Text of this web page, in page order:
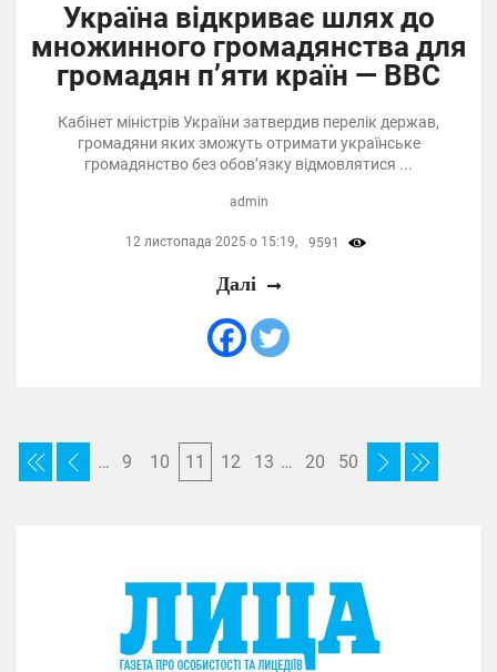
Україна відкриває шлях до
множинного громадянства для
громадян п’яти країн — BBC
Кабінет міністрів України затвердив перелік держав,
громадяни яких зможуть отримати українське
громадянство без обов’язку відмовлятися ...
admin
12 листопада 2025 о 15:19, 9591
Далі
… 9 10 11 12 13 … 20 50